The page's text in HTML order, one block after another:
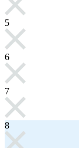
5
6
7
8